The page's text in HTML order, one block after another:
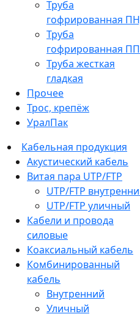
Труба
гофрированная
Труба
гофрированная ПП
Труба жесткая
гладкая
Прочее
Трос, крепёж
УралПак
Кабельная продукция
Акустический кабель
Витая пара UTP/FTP
UTP/FTP
UTP/FTP уличный
Кабели и провода
силовые
Коаксиальный кабель
Комбинированный
кабель
Внутренний
Уличный